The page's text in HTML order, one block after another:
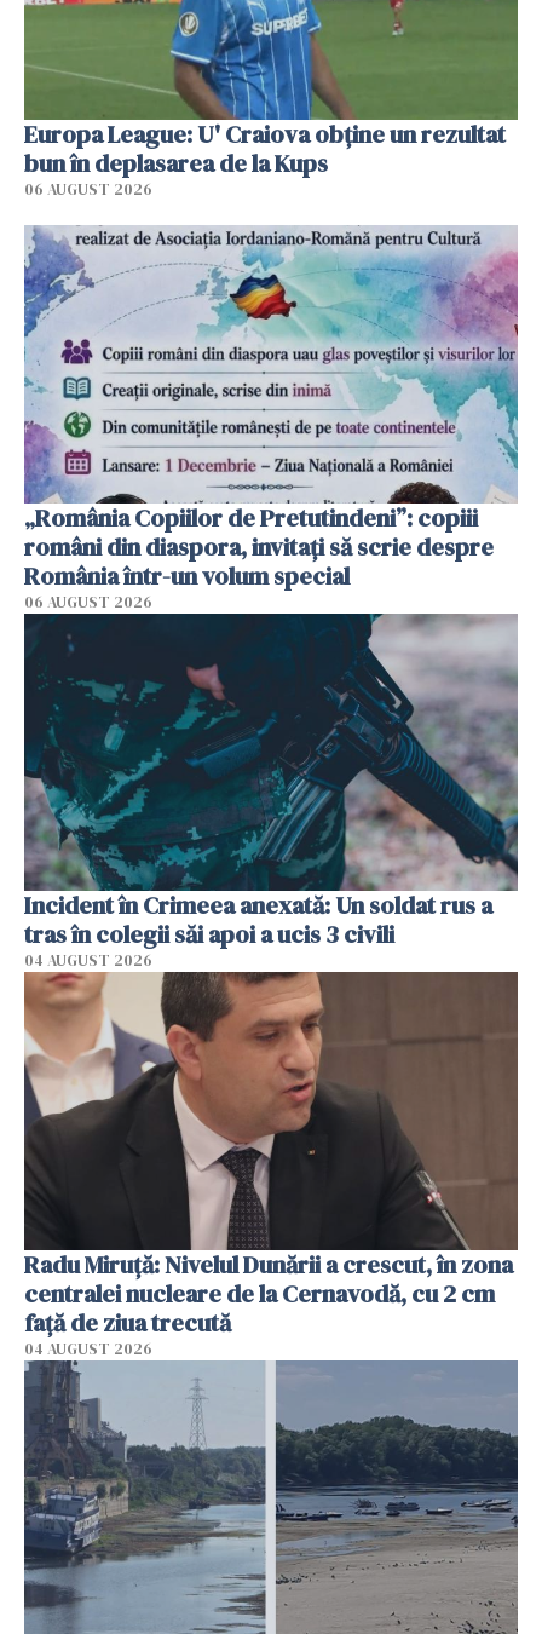
Europa League: U' Craiova obține un rezultat
bun în deplasarea de la Kups
06 AUGUST 2026
„România Copiilor de Pretutindeni”: copiii
români din diaspora, invitați să scrie despre
România într-un volum special
06 AUGUST 2026
Incident în Crimeea anexată: Un soldat rus a
tras în colegii săi apoi a ucis 3 civili
04 AUGUST 2026
Radu Miruţă: Nivelul Dunării a crescut, în zona
centralei nucleare de la Cernavodă, cu 2 cm
faţă de ziua trecută
04 AUGUST 2026